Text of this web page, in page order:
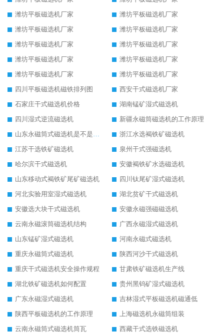
潍坊平板磁选机厂家
潍坊平板磁选机厂家
潍坊平板磁选机厂家
潍坊平板磁选机厂家
潍坊平板磁选机厂家
潍坊平板磁选机厂家
潍坊平板磁选机厂家
潍坊平板磁选机厂家
潍坊平板磁选机厂家
潍坊平板磁选机厂家
四川平板磁选机磁铁排列图
西安干式磁选机厂家
石家庄干式磁选机价格
湖南锰矿湿式磁选机
四川湿式逆流磁选机
新疆永磁筒磁选机的工作原理
山东永磁筒式磁选机是不是强磁
浙江水选褐铁矿磁选机
江苏干选铁矿磁选机
泉州干式强磁选机
哈尔滨干式磁选机
安徽褐铁矿水选磁选机
山东移动式褐铁矿尾矿磁选机
四川钛尾矿湿式磁选机
河北实验用室湿式磁选机
湖北贫矿干式磁选机
安徽选大块干式磁选机
安徽永磁强磁磁选机
云南永磁滚筒磁选机结构
广西永磁湿式磁选机
山东锰矿湿式磁选机
河南永磁式磁选机
重庆永磁筒式磁选机
陕西河沙干式磁选机
重庆干式磁选机安全操作规程
甘肃铁矿磁选机生产线
湖北铁矿磁选机如何配置
贵州黑钨矿湿式磁选机
广东永磁湿式磁选机
吉林湿式平板磁选机磁通低
陕西平板磁选机的工作原理
上海磁选机永磁筒组装
云南永磁筒式磁选机筒瓦
西藏干式选铁磁选机